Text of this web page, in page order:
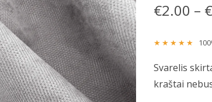
€2.00 – €
★★★★★
Svarelis
kraštai